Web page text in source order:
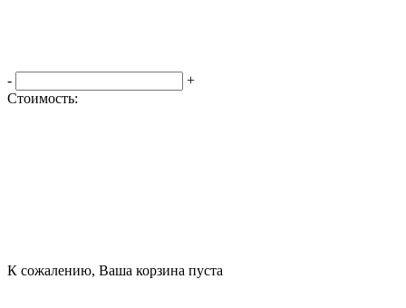
-
+
Стоимость:
К сожалению, Ваша корзина пуста